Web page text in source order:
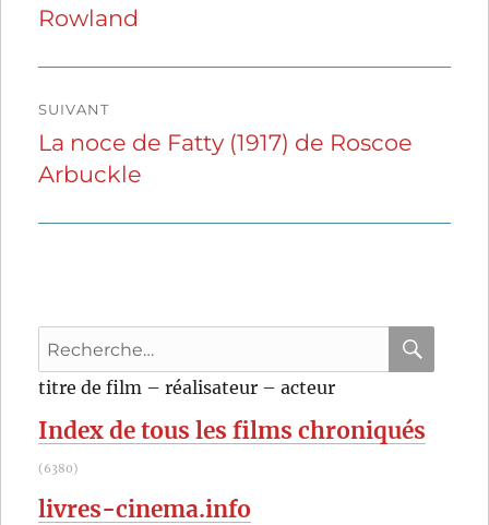
l’article
précédente :
Rowland
SUIVANT
Publication
suivante :
La noce de Fatty (1917) de Roscoe
Arbuckle
Recherche
pour
:
titre de film – réalisateur – acteur
Index de tous les films chroniqués
(6380)
livres-cinema.info